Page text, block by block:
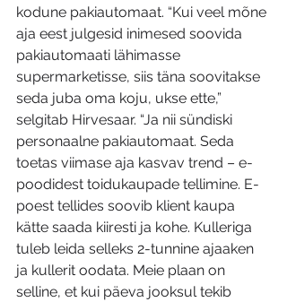
kodune pakiautomaat. “Kui veel mõne
aja eest julgesid inimesed soovida
pakiautomaati lähimasse
supermarketisse, siis täna soovitakse
seda juba oma koju, ukse ette,”
selgitab Hirvesaar. “Ja nii sündiski
personaalne pakiautomaat. Seda
toetas viimase aja kasvav trend – e-
poodidest toidukaupade tellimine. E-
poest tellides soovib klient kaupa
kätte saada kiiresti ja kohe. Kulleriga
tuleb leida selleks 2-tunnine ajaaken
ja kullerit oodata. Meie plaan on
selline, et kui päeva jooksul tekib